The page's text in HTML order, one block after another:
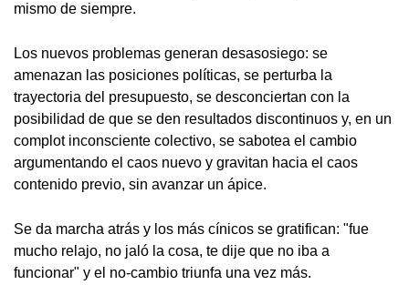
mismo de siempre.
Los nuevos problemas generan desasosiego: se
amenazan las posiciones políticas, se perturba la
trayectoria del presupuesto, se desconciertan con la
posibilidad de que se den resultados discontinuos y, en un
complot inconsciente colectivo, se sabotea el cambio
argumentando el caos nuevo y gravitan hacia el caos
contenido previo, sin avanzar un ápice.
Se da marcha atrás y los más cínicos se gratifican: "fue
mucho relajo, no jaló la cosa, te dije que no iba a
funcionar" y el no-cambio triunfa una vez más.